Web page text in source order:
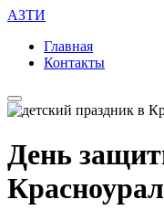
АЗТИ
Главная
Контакты
День